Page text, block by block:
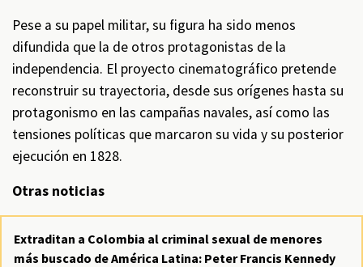
Pese a su papel militar, su figura ha sido menos
difundida que la de otros protagonistas de la
independencia. El proyecto cinematográfico pretende
reconstruir su trayectoria, desde sus orígenes hasta su
protagonismo en las campañas navales, así como las
tensiones políticas que marcaron su vida y su posterior
ejecución en 1828.
Otras noticias
Extraditan a Colombia al criminal sexual de menores
más buscado de América Latina: Peter Francis Kennedy